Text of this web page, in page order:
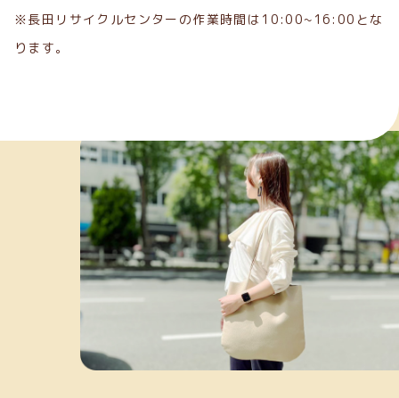
※長田リサイクルセンターの作業時間は10:00~16:00とな
ります。